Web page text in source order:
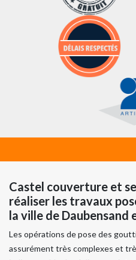
Castel couverture et
réaliser les travaux
la ville de Daubensand
Les opérations de pose des
assurément très complexes et